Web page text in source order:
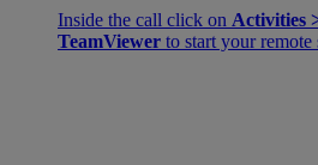
Inside the call click on Activities
TeamViewer to start your remote